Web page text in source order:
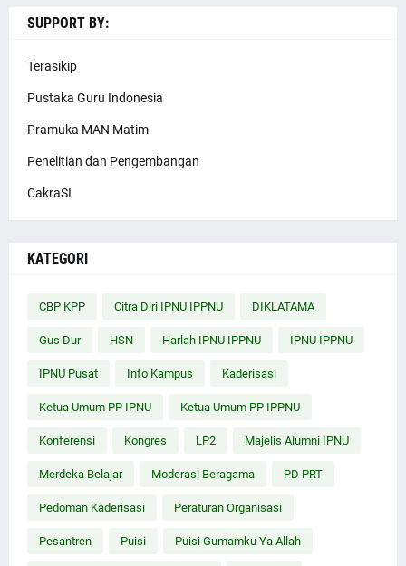
SUPPORT BY:
Terasikip
Pustaka Guru Indonesia
Pramuka MAN Matim
Penelitian dan Pengembangan
CakraSI
KATEGORI
CBP KPP Citra Diri IPNU IPPNU DIKLATAMA
Gus Dur HSN Harlah IPNU IPPNU IPNU IPPNU
IPNU Pusat Info Kampus Kaderisasi
Ketua Umum PP IPNU Ketua Umum PP IPPNU
Konferensi Kongres LP2 Majelis Alumni IPNU
Merdeka Belajar Moderasi Beragama PD PRT
Pedoman Kaderisasi Peraturan Organisasi
Pesantren Puisi Puisi Gumamku Ya Allah